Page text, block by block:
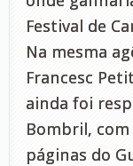
Festival de
Na mesma
Francesc
ainda foi
Bombril,
páginas do